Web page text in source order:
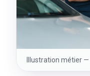
Illustration métier —